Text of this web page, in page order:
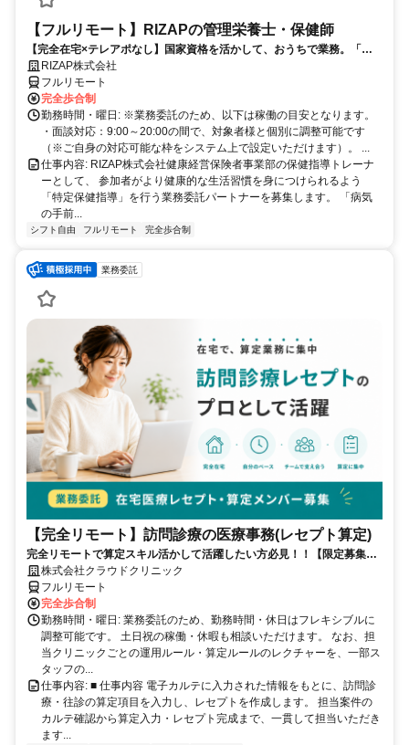
【フルリモート】RIZAPの管理栄養士・保健師
【完全在宅×テレアポなし】国家資格を活かして、おうちで業務。「も
う一つの安心」を。主婦・Wワーカー活躍中！「平日の日中だけ」「夕
方以降の数時間だけ」など、生活リズムに合わせた時間調整が可能で
す。1件ごとの成果報酬型だから、頑張った分だけ手応えのある収入
に。充実のサポート体制で、安心の在宅ワークを始めませんか？
RIZAP株式会社
フルリモート
完全歩合制
勤務時間・曜日: ※業務委託のため、以下は稼働の目安となります。
・面談対応：9:00～20:00の間で、対象者様と個別に調整可能です
（※ご自身の対応可能な枠をシステム上で設定いただけます）。 ...
仕事内容: RIZAP株式会社健康経営保険者事業部の保健指導トレーナ
ーとして、 参加者がより健康的な生活習慣を身につけられるよう
「特定保健指導」を行う業務委託パートナーを募集します。 「病気
の手前...
シフト自由 フルリモート 完全歩合制
業務委託
【完全リモート】訪問診療の医療事務(レセプト算定)
完全リモートで算定スキル活かして活躍したい方必見！！【限定募集】
完全リモート｜在宅医療レセプト算定（成果報酬型／業務委託）
株式会社クラウドクリニック
フルリモート
完全歩合制
勤務時間・曜日: 業務委託のため、勤務時間・休日はフレキシブルに
調整可能です。 土日祝の稼働・休暇も相談いただけます。 なお、担
当クリニックごとの運用ルール・算定ルールのレクチャーを、一部ス
タッフの...
仕事内容: ■ 仕事内容 電子カルテに入力された情報をもとに、訪問診
療・往診の算定項目を入力し、レセプトを作成します。 担当案件の
カルテ確認から算定入力・レセプト完成まで、一貫して担当いただき
ます...